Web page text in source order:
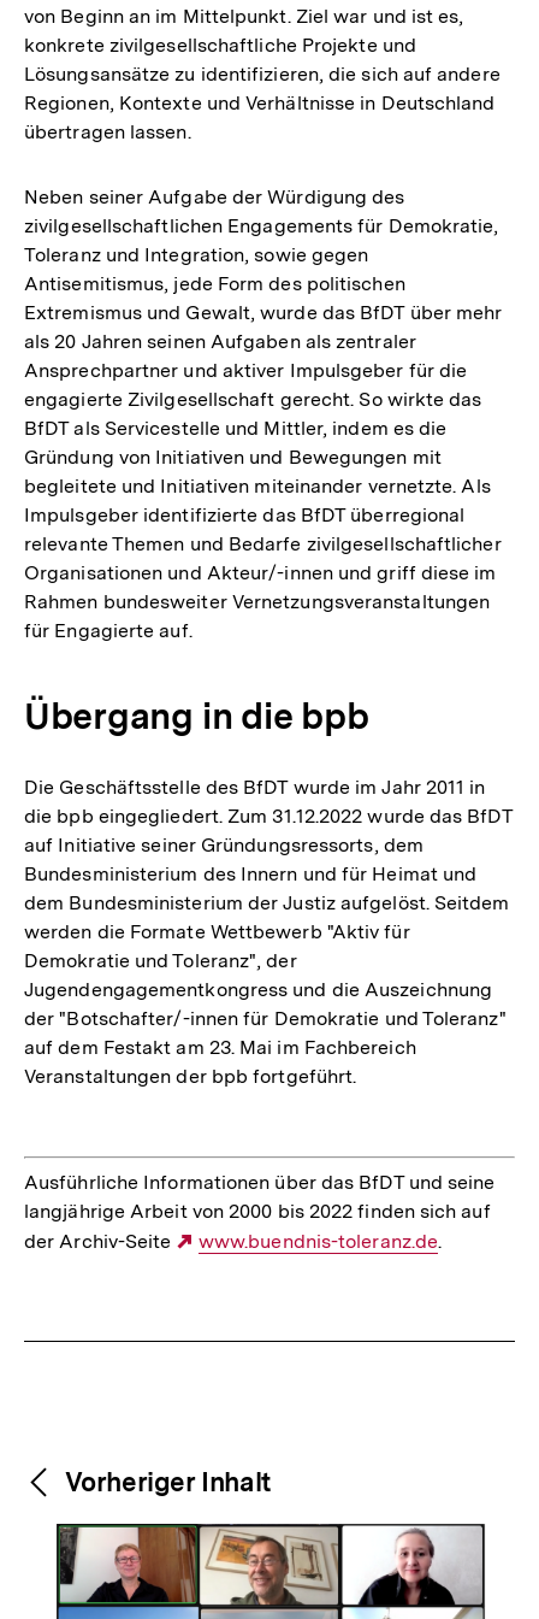
von Beginn an im Mittelpunkt. Ziel war und ist es,
konkrete zivilgesellschaftliche Projekte und
Lösungsansätze zu identifizieren, die sich auf andere
Regionen, Kontexte und Verhältnisse in Deutschland
übertragen lassen.
Neben seiner Aufgabe der Würdigung des
zivilgesellschaftlichen Engagements für Demokratie,
Toleranz und Integration, sowie gegen
Antisemitismus, jede Form des politischen
Extremismus und Gewalt, wurde das BfDT über mehr
als 20 Jahren seinen Aufgaben als zentraler
Ansprechpartner und aktiver Impulsgeber für die
engagierte Zivilgesellschaft gerecht. So wirkte das
BfDT als Servicestelle und Mittler, indem es die
Gründung von Initiativen und Bewegungen mit
begleitete und Initiativen miteinander vernetzte. Als
Impulsgeber identifizierte das BfDT überregional
relevante Themen und Bedarfe zivilgesellschaftlicher
Organisationen und Akteur/-innen und griff diese im
Rahmen bundesweiter Vernetzungsveranstaltungen
für Engagierte auf.
Übergang in die bpb
Die Geschäftsstelle des BfDT wurde im Jahr 2011 in
die bpb eingegliedert. Zum 31.12.2022 wurde das BfDT
auf Initiative seiner Gründungsressorts, dem
Bundesministerium des Innern und für Heimat und
dem Bundesministerium der Justiz aufgelöst. Seitdem
werden die Formate Wettbewerb "Aktiv für
Demokratie und Toleranz", der
Jugendengagementkongress und die Auszeichnung
der "Botschafter/-innen für Demokratie und Toleranz"
auf dem Festakt am 23. Mai im Fachbereich
Veranstaltungen der bpb fortgeführt.
Ausführliche Informationen über das BfDT und seine
langjährige Arbeit von 2000 bis 2022 finden sich auf
der Archiv-Seite
Externer
www.buendnis-toleranz.de.
Weitere
Inhalte
Content-
Navigation
Vorheriger Inhalt